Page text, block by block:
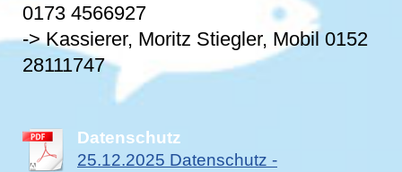
0173 4566927
-> Kassierer, Moritz Stiegler, Mobil 0152
28111747
Datenschutz
25.12.2025 Datenschutz -